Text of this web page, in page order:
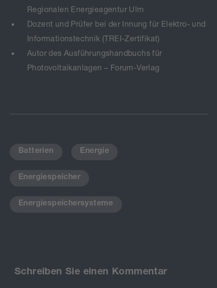
Regionalen Energieagentur Ulm
Dozent und Prüfer bei der Innung für Elektro- und
Informationstechnik (TREI-Zertifikat)
Autor des Ausführungshandbuchs für
Photovoltaikanlagen – Forum-Verlag
Batterien Energie
Energiespeicher
Energiespeichersysteme
Schreiben Sie einen Kommentar